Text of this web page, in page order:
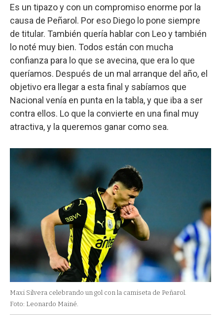
Es un tipazo y con un compromiso enorme por la
causa de Peñarol. Por eso Diego lo pone siempre
de titular. También quería hablar con Leo y también
lo noté muy bien. Todos están con mucha
confianza para lo que se avecina, que era lo que
queríamos. Después de un mal arranque del año, el
objetivo era llegar a esta final y sabíamos que
Nacional venía en punta en la tabla, y que iba a ser
contra ellos. Lo que la convierte en una final muy
atractiva, y la queremos ganar como sea.
Maxi Silvera celebrando un gol con la camiseta de Peñarol.
Foto: Leonardo Mainé.